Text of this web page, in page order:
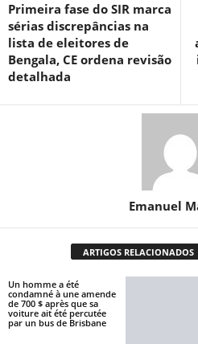
Primeira fase do SIR marca
sérias discrepâncias na
lista de eleitores de
Bengala, CE ordena revisão
detalhada
Emanuel
ARTIGOS RELACIONADOS
Un homme a été
condamné à une amende
de 700 $ après que sa
voiture ait été percutée
par un bus de Brisbane